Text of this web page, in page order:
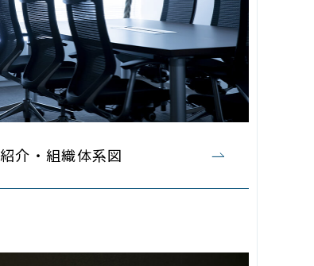
介・組織体系図